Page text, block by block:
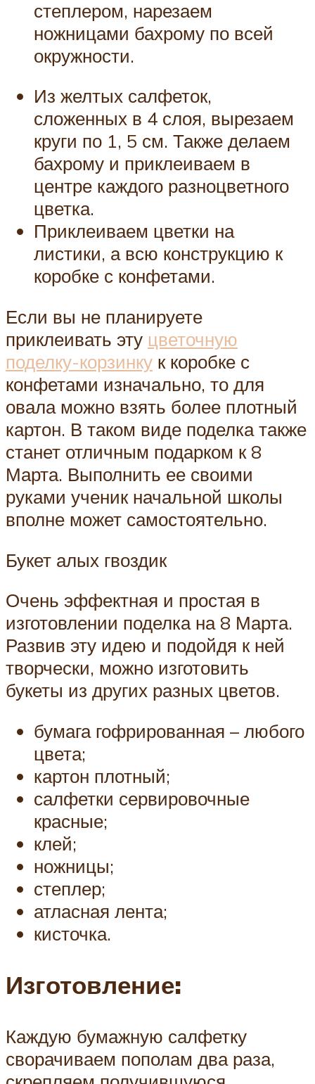
степлером, нарезаем
ножницами бахрому по всей
окружности.
Из желтых салфеток,
сложенных в 4 слоя, вырезаем
круги по 1, 5 см. Также делаем
бахрому и приклеиваем в
центре каждого разноцветного
цветка.
Приклеиваем цветки на
листики, а всю конструкцию к
коробке с конфетами.
Если вы не планируете
приклеивать эту цветочную
поделку-корзинку к коробке с
конфетами изначально, то для
овала можно взять более плотный
картон. В таком виде поделка также
станет отличным подарком к 8
Марта. Выполнить ее своими
руками ученик начальной школы
вполне может самостоятельно.
Букет алых гвоздик
Очень эффектная и простая в
изготовлении поделка на 8 Марта.
Развив эту идею и подойдя к ней
творчески, можно изготовить
букеты из других разных цветов.
бумага гофрированная – любого
цвета;
картон плотный;
салфетки сервировочные
красные;
клей;
ножницы;
степлер;
атласная лента;
кисточка.
Изготовление:
Каждую бумажную салфетку
сворачиваем пополам два раза,